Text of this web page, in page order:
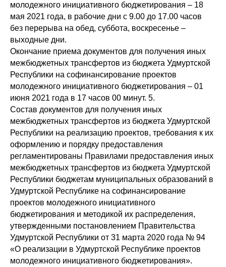
молодежного инициативного бюджетирования – 18
мая 2021 года, в рабочие дни с 9.00 до 17.00 часов
без перерыва на обед, суббота, воскресенье –
выходные дни.
Окончание приема документов для получения иных
межбюджетных трансфертов из бюджета Удмуртской
Республики на софинансирование проектов
молодежного инициативного бюджетирования – 01
июня 2021 года в 17 часов 00 минут. 5.
Состав документов для получения иных
межбюджетных трансфертов из бюджета Удмуртской
Республики на реализацию проектов, требования к их
оформлению и порядку предоставления
регламентированы Правилами предоставления иных
межбюджетных трансфертов из бюджета Удмуртской
Республики бюджетам муниципальных образований в
Удмуртской Республике на софинансирование
проектов молодежного инициативного
бюджетирования и методикой их распределения,
утвержденными постановлением Правительства
Удмуртской Республики от 31 марта 2020 года № 94
«О реализации в Удмуртской Республике проектов
молодежного инициативного бюджетирования».